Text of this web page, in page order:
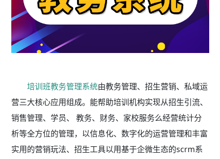
培训班教务管理系统由教务管理、招生营销、私域运
营三大核心应用组成。能帮助培训机构实现从招生引流、
销售管理、学员、 教务、财务、家校服务么经营统计分
析等全方位的管理，以信息化、数字化的运营管理和丰富
实用的营销玩法、招生工具以用基于企微生态的scrm系